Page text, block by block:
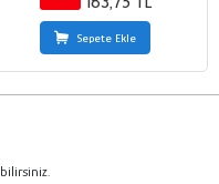
Sepete Ekle